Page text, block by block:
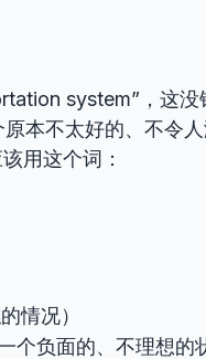
system”，这没
本不太好的、不令
用这个词：
情况）
个负面的、不理想的